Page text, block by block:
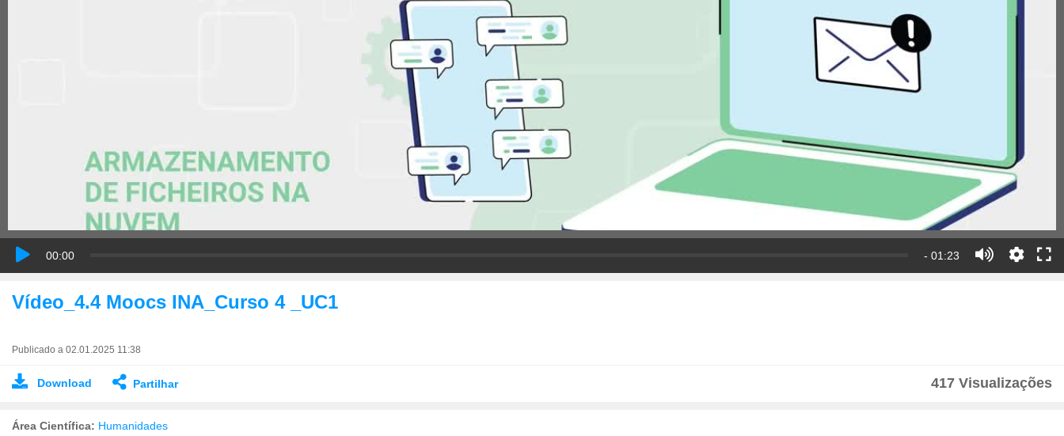
00:00 - 01:23
Vídeo_4.4 Moocs INA_Curso 4 _UC1
Publicado a 02.01.2025 11:38
Download Partilhar 417 Visualizações
Área Científica: Humanidades